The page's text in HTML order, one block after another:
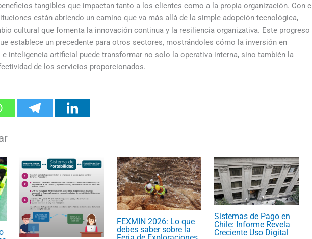
tangibles que impactan tanto a los clientes como a la propia organización. Con el
están abriendo un camino que va más allá de la simple adopción tecnológica,
cultural que fomenta la innovación continua y la resiliencia organizativa. Este progreso
establece un precedente para otros sectores, mostrándoles cómo la inversión en
inteligencia artificial puede transformar no solo la operativa interna, sino también la
de los servicios proporcionados.
FEXMIN 2026: Lo que
debes saber sobre la
Sistemas de Pago en
Chile: Informe Revela
Creciente Uso Digital